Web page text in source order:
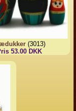
(3013)
53.00 DKK